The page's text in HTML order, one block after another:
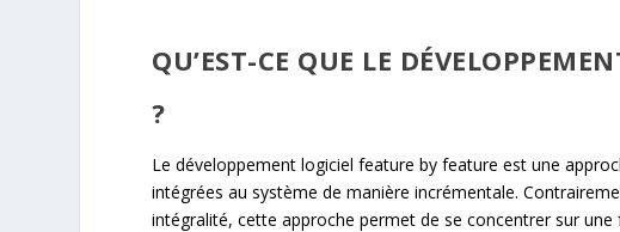
QU’EST-CE QUE LE
?
Le développement logiciel feature by feature est une
intégrées au système de manière incrémentale.
intégralité, cette approche permet de se concentrer sur